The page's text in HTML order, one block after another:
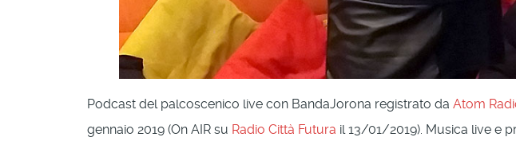
Podcast del palcoscenico live con BandaJorona registrato da Atom
gennaio 2019 (On AIR su Radio Città Futura il 13/01/2019). Musica live e